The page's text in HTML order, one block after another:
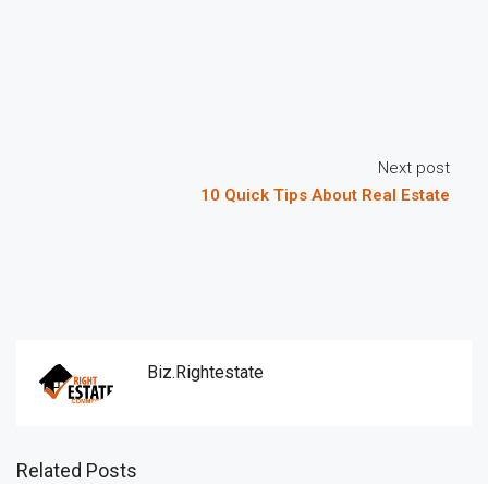
Next post
10 Quick Tips About Real Estate
Biz.rightestate
Related Posts